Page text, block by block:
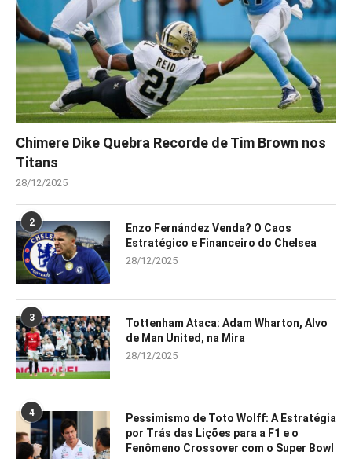
Chimere Dike Quebra Recorde de Tim Brown nos
Titans
28/12/2025
2
Enzo Fernández Venda? O Caos
Estratégico e Financeiro do Chelsea
28/12/2025
3
Tottenham Ataca: Adam Wharton, Alvo
de Man United, na Mira
28/12/2025
4
Pessimismo de Toto Wolff: A Estratégia
por Trás das Lições para a F1 e o
Fenômeno Crossover com o Super Bowl